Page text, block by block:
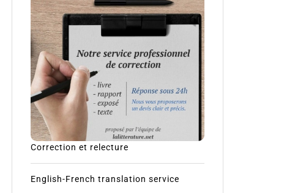
Correction et relecture
English-French translation service